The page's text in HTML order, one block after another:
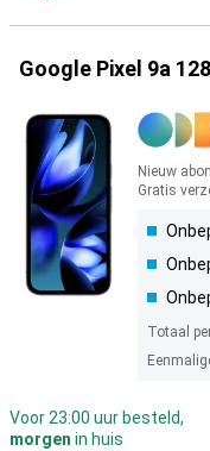
Google Pixel 9a
Nieuw
Gratis
Totaal
Voor 23:00 uur besteld,
morgen in huis